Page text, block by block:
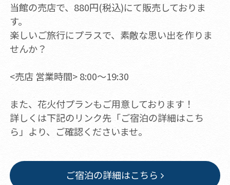
当館の売店で、880円(税込)にて販売しておりま
す。
楽しいご旅行にプラスで、素敵な思い出を作りま
せんか？
<売店 営業時間> 8:00～19:30
また、花火付プランもご用意しております！
詳しくは下記のリンク先「ご宿泊の詳細はこち
ら」より、ご確認くださいませ。
ご宿泊の詳細はこちら